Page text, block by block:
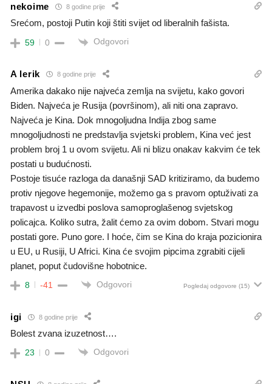
nekoime 8 godine prije
Srećom, postoji Putin koji štiti svijet od liberalnih fašista.
59 0 Odgovori
A lerik 8 godine prije
Amerika dakako nije najveća zemlja na svijetu, kako govori
Biden. Najveća je Rusija (površinom), ali niti ona zapravo.
Najveća je Kina. Dok mnogoljudna Indija zbog same
mnogoljudnosti ne predstavlja svjetski problem, Kina već jest
problem broj 1 u ovom svijetu. Ali ni blizu onakav kakvim će tek
postati u budućnosti.
Postoje tisuće razloga da današnji SAD kritiziramo, da budemo
protiv njegove hegemonije, možemo ga s pravom optuživati za
trapavost u izvedbi poslova samoproglašenog svjetskog
policajca. Koliko sutra, žalit ćemo za ovim dobom. Stvari mogu
postati gore. Puno gore. I hoće, čim se Kina do kraja pozicionira
u EU, u Rusiji, U Africi. Kina će svojim pipcima zgrabiti cijeli
planet, poput čudovišne hobotnice.
8 -41 Odgovori Pogledaj odgovore (15)
igi 8 godine prije
Bolest zvana izuzetnost….
23 0 Odgovori